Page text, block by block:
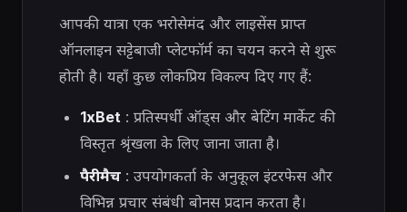
आपकी यात्रा एक भरोसेमंद और लाइसेंस प्राप्त
ऑनलाइन सट्टेबाजी प्लेटफॉर्म का चयन करने से शुरू
होती है। यहाँ कुछ लोकप्रिय विकल्प दिए गए हैं:
1xBet: प्रतिस्पर्धी ऑड्स और बेटिंग मार्केट की
विस्तृत श्रृंखला के लिए जाना जाता है।
पैरीमैच: उपयोगकर्ता के अनुकूल इंटरफेस और
विभिन्न प्रचार संबंधी बोनस प्रदान करता है।